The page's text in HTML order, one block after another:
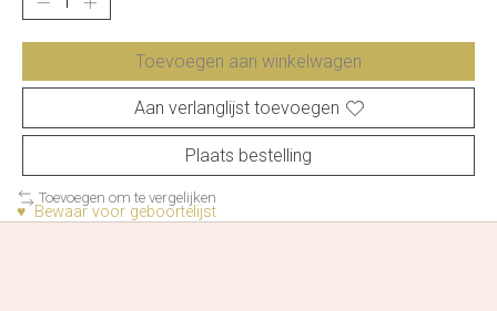
Toevoegen aan winkelwagen
Aan verlanglijst toevoegen
Plaats bestelling
Toevoegen om te vergelijken
♥ Bewaar voor geboortelijst